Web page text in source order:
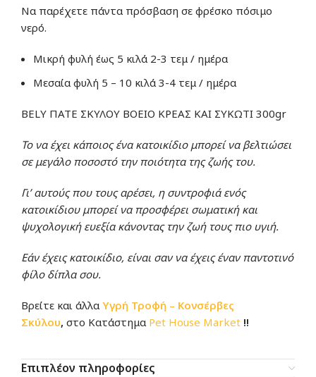
Να παρέχετε πάντα πρόσβαση σε φρέσκο ​​πόσιμο
νερό.
Μικρή φυλή έως 5 κιλά 2-3 τεμ / ημέρα
Μεσαία φυλή 5 – 10 κιλά 3-4 τεμ / ημέρα
BELY ΠΑΤΕ ΣΚΥΛΟΥ ΒΟΕΙΟ ΚΡΕΑΣ ΚΑΙ ΣΥΚΩΤΙ 300gr
Το να έχει κάποιος ένα κατοικίδιο μπορεί να βελτιώσει
σε μεγάλο ποσοστό την ποιότητα της ζωής του.
Γι’ αυτούς που τους αρέσει, η συντροφιά ενός
κατοικίδιου μπορεί να προσφέρει σωματική και
ψυχολογική ευεξία κάνοντας την ζωή τους πιο υγιή.
Εάν έχεις κατοικίδιο, είναι σαν να έχεις έναν παντοτινό
φίλο δίπλα σου.
Βρείτε και άλλα Υγρή Τροφή – Κονσέρβες
Σκύλου, στο Κατάστημα Pet House Market !!
Επιπλέον πληροφορίες